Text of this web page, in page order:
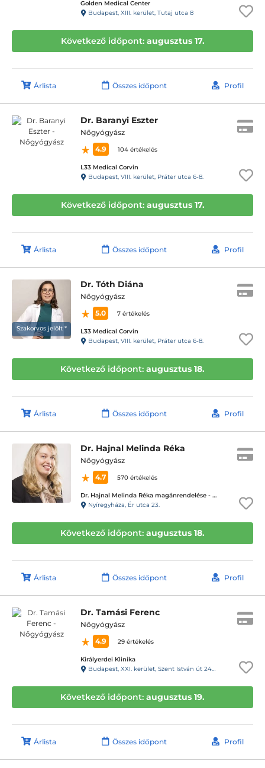
Golden Medical Center
Budapest, XIII. kerület, Tutaj utca 8
Következő időpont: augusztus 17.
Árlista Összes időpont Profil
Dr. Baranyi Eszter
Nőgyógyász
4.9
104 értékelés
L33 Medical Corvin
Budapest, VIII. kerület, Práter utca 6-8.
Következő időpont: augusztus 17.
Árlista Összes időpont Profil
Szakorvos jelölt *
Dr. Tóth Diána
Nőgyógyász
5.0
7 értékelés
L33 Medical Corvin
Budapest, VIII. kerület, Práter utca 6-8.
Következő időpont: augusztus 18.
Árlista Összes időpont Profil
Dr. Hajnal Melinda Réka
Nőgyógyász
4.7
570 értékelés
Dr. Hajnal Melinda Réka magánrendelése - Nyíregyháza
Nyíregyháza, Ér utca 23.
Következő időpont: augusztus 18.
Árlista Összes időpont Profil
Dr. Tamási Ferenc
Nőgyógyász
4.9
29 értékelés
Királyerdei Klinika
Budapest, XXI. kerület, Szent István út 248-250.
Következő időpont: augusztus 19.
Árlista Összes időpont Profil